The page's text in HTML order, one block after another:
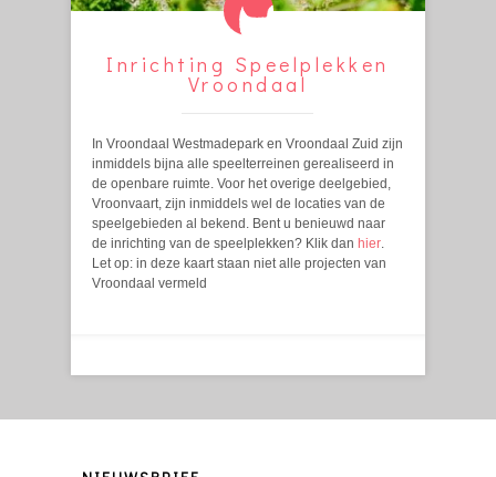
Inrichting Speelplekken
Vroondaal
In Vroondaal Westmadepark en Vroondaal Zuid zijn
inmiddels bijna alle speelterreinen gerealiseerd in
de openbare ruimte. Voor het overige deelgebied,
Vroonvaart, zijn inmiddels wel de locaties van de
speelgebieden al bekend. Bent u benieuwd naar
de inrichting van de speelplekken? Klik dan hier.
Let op: in deze kaart staan niet alle projecten van
Vroondaal vermeld